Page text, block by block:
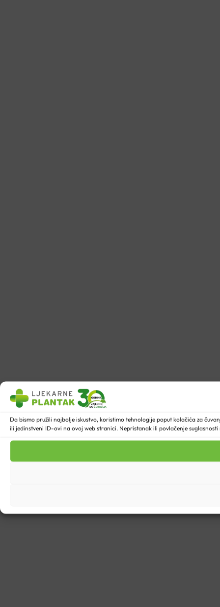
Da bismo pružili najbolje iskustvo, koristimo tehnologije poput kolačića za
ili jedinstveni ID-ovi na ovoj web stranici. Nepristanak ili povlačenje